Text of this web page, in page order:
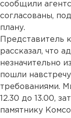
сообщили
согласованы,
плану.
Представитель
рассказал, что
незначительно
пошли
требованиями.
12.30 до 13.00,
памятнику